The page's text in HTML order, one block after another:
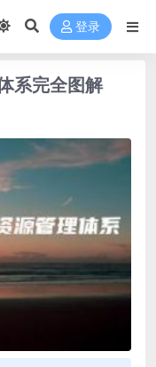
登录
系完全图解